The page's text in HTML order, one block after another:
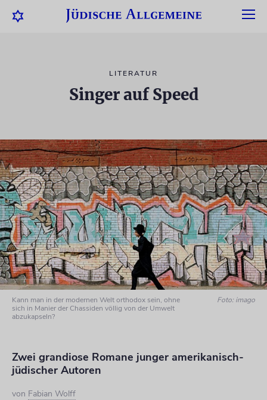
LITERATUR
Singer auf Speed
Kann man in der modernen Welt orthodox sein, ohne
sich in Manier der Chassiden völlig von der Umwelt
abzukapseln?
Foto: imago
Zwei grandiose Romane junger amerikanisch-
jüdischer Autoren
von Fabian Wolff